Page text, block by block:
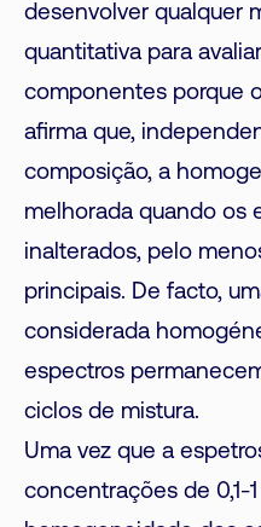
desenvolver qualquer
quantitativa para
componentes porque
afirma que,
composição, a
melhorada quando os
inalterados, pelo
principais. De facto,
considerada
espectros
ciclos de mistura.
Uma vez que a
concentrações de 0,1-